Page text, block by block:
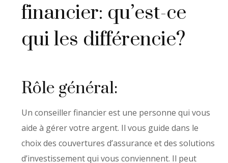
financier: qu’est-ce
qui les différencie?
Rôle général:
Un conseiller financier est une personne qui vous
aide à gérer votre argent. Il vous guide dans le
choix des couvertures d’assurance et des solutions
d’investissement qui vous conviennent. Il peut